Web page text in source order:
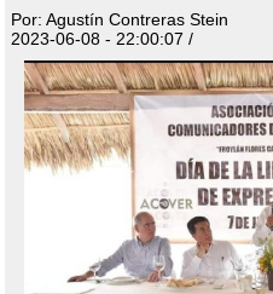
Por: Agustín Contreras Stein
2023-06-08 - 22:00:07 /